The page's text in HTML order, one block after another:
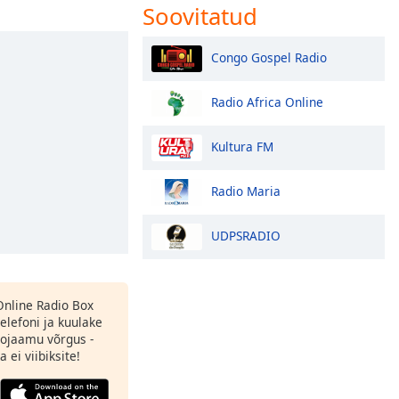
Radio Box
ja kuulake
võrgus -
ei viibiksite!
Soovitatud
Congo Gospel Radio
Radio Africa Online
Kultura FM
Radio Maria
UDPSRADIO